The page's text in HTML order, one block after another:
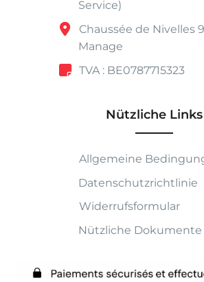
Service)
Chaussée de Nivelles
Manage
TVA : BE0787715323
Nützliche Links
Allgemeine
Datenschutzrichtlinie
Widerrufsformular
Nützliche Dokumente